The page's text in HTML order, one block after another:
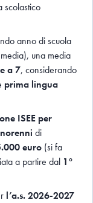
scolastico
anno di scuola
una media
a 7, considerando
prima lingua
ISEE per
di
euro (si fa
a partire dal 1°
l’a.s. 2026-2027